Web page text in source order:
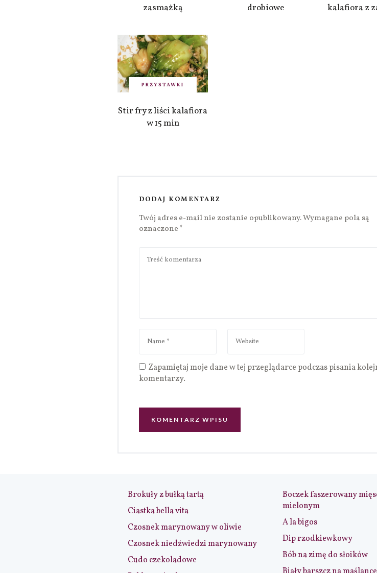
zasmażką
drobiowe
kalafiora z
PRZYSTAWKI
Stir fry z liści kalafiora
w 15 min
DODAJ KOMENTARZ
Twój adres e-mail nie zostanie opublikowany.Wymagane pola są
oznaczone *
Zapamiętaj moje dane w tej przeglądarce podczas pisania
komentarzy.
Brokuły z bułką tartą
Ciastka bella vita
Czosnek marynowany w oliwie
Czosnek niedźwiedzi marynowany
Cudo czekoladowe
Boczek faszerowany
mielonym
A la bigos
Dip rzodkiewkowy
Bób na zimę do słoików